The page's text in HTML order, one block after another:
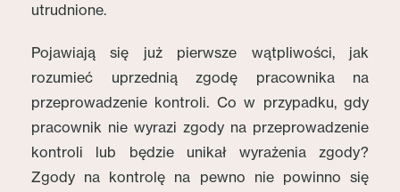
utrudnione.
Pojawiają się już pierwsze wątpliwości, jak
rozumieć uprzednią zgodę pracownika na
przeprowadzenie kontroli. Co w przypadku, gdy
pracownik nie wyrazi zgody na przeprowadzenie
kontroli lub będzie unikał wyrażenia zgody?
Zgody na kontrolę na pewno nie powinno się